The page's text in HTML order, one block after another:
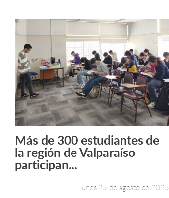
Leer más +
Más de 300 estudiantes de
la región de Valparaíso
participan...
Lunes 25 de agosto de 2025